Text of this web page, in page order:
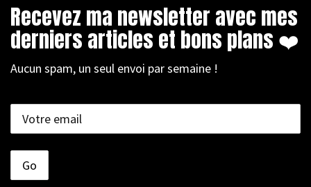
Recevez ma newsletter avec mes
derniers articles et bons plans ❤️
Aucun spam, un seul envoi par semaine !